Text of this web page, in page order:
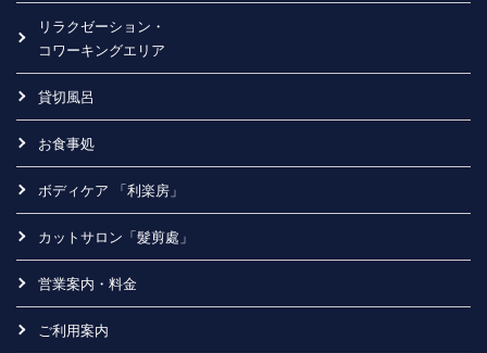
リラクゼーション・
コワーキングエリア
貸切風呂
お食事処
ボディケア 「利楽房」
カットサロン「髮剪處」
営業案内・料金
ご利用案内